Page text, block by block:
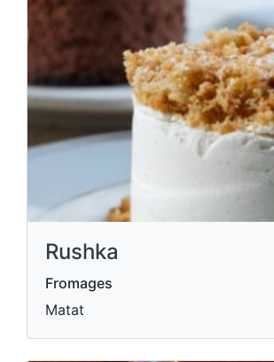
Rushka
Fromages
Matat